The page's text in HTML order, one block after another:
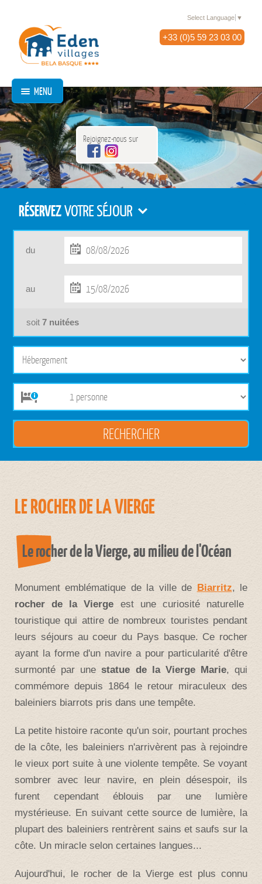
Rejoignez-nous sur
MENU
Select Language ▼
+33 (0)5 59 23 03 00
RÉSERVEZVOTRE SÉJOUR
du
au
soit7 nuitées
LE ROCHER DE LA VIERGE
Le rocher de la Vierge, au milieu de l'Océan
Monument emblématique de la ville de Biarritz, le
rocher de la Vierge est une curiosité naturelle
touristique qui attire de nombreux touristes pendant
leurs séjours au coeur du Pays basque. Ce rocher
ayant la forme d'un navire a pour particularité d'être
surmonté par unestatue de la Vierge Marie, qui
commémore depuis 1864 le retour miraculeux des
baleiniers biarrots pris dans une tempête.
La petite histoire raconte qu'un soir, pourtant proches
de la côte, les baleiniers n'arrivèrent pas à rejoindre
le vieux port suite à une violente tempête. Se voyant
sombrer avec leur navire, en plein désespoir, ils
furent cependant éblouis par une lumière
mystérieuse. En suivant cette source de lumière, la
plupart des baleiniers rentrèrent sains et saufs sur la
côte. Un miracle selon certaines langues...
Aujourd'hui, le rocher de la Vierge est plus connu